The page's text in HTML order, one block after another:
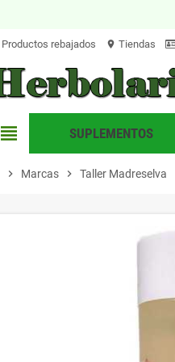
Productos rebajados location_on Tiendas
view_headline SUPLEMENTOS
chevron_right Marcas chevron_right Taller Madreselva